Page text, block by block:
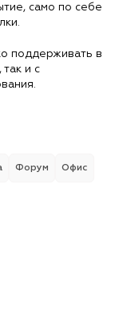
само по себе
поддерживать в
и с
Форум Офис